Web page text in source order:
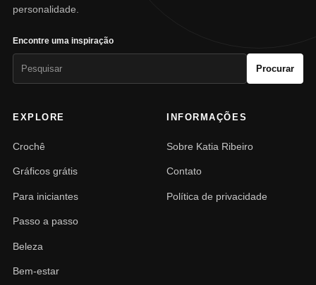
personalidade.
Encontre uma inspiração
Procurar
EXPLORE
Crochê
Gráficos grátis
Para iniciantes
Passo a passo
Beleza
Bem-estar
INFORMAÇÕES
Sobre Katia Ribeiro
Contato
Política de privacidade